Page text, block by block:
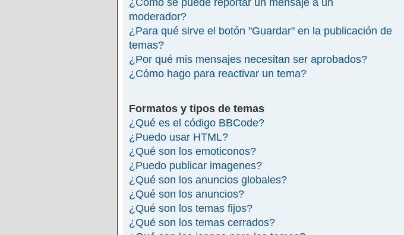
moderador?
¿Para qué sirve el botón "Guardar" en la publicación de
temas?
¿Por qué mis mensajes necesitan ser aprobados?
¿Cómo hago para reactivar un tema?
Formatos y tipos de temas
¿Qué es el código BBCode?
¿Puedo usar HTML?
¿Qué son los emoticonos?
¿Puedo publicar imagenes?
¿Qué son los anuncios globales?
¿Qué son los anuncios?
¿Qué son los temas fijos?
¿Qué son los temas cerrados?